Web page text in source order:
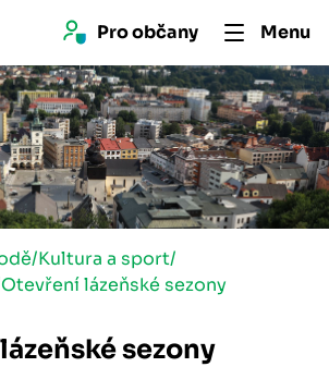
Pro občany Menu
/Kultura a sport/
Otevření lázeňské sezony
sezony